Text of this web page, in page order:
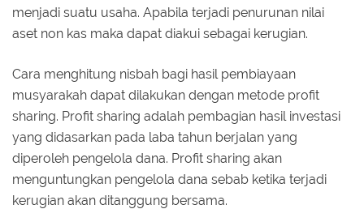
menjadi suatu usaha. Apabila terjadi penurunan nilai
aset non kas maka dapat diakui sebagai kerugian.
Cara menghitung nisbah bagi hasil pembiayaan
musyarakah dapat dilakukan dengan metode profit
sharing. Profit sharing adalah pembagian hasil investasi
yang didasarkan pada laba tahun berjalan yang
diperoleh pengelola dana. Profit sharing akan
menguntungkan pengelola dana sebab ketika terjadi
kerugian akan ditanggung bersama.